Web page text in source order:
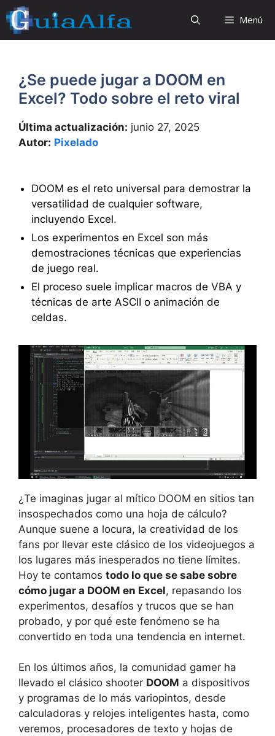
Saltar
al
contenido
Menú
¿Se puede jugar a DOOM en
Excel? Todo sobre el reto viral
Última actualización: junio 27, 2025
Autor: Pixelado
DOOM es el reto universal para demostrar la
versatilidad de cualquier software,
incluyendo Excel.
Los experimentos en Excel son más
demostraciones técnicas que experiencias
de juego real.
El proceso suele implicar macros de VBA y
técnicas de arte ASCII o animación de
celdas.
¿Te imaginas jugar al mítico DOOM en sitios tan
insospechados como una hoja de cálculo?
Aunque suene a locura, la creatividad de los
fans por llevar este clásico de los videojuegos a
los lugares más inesperados no tiene límites.
Hoy te contamos todo lo que se sabe sobre
cómo jugar a DOOM en Excel, repasando los
experimentos, desafíos y trucos que se han
probado, y por qué este fenómeno se ha
convertido en toda una tendencia en internet.
En los últimos años, la comunidad gamer ha
llevado el clásico shooter DOOM a dispositivos
y programas de lo más variopintos, desde
calculadoras y relojes inteligentes hasta, como
veremos, procesadores de texto y hojas de